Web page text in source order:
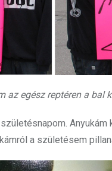
az egész reptéren a bal
születésnapom. Anyukám
a születésem